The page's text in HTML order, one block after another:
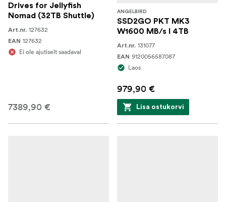
Drives for Jellyfish
Nomad (32TB Shuttle)
Art.nr. 127632
EAN 127632
Ei ole ajutiselt saadaval
7389,90 €
ANGELBIRD
SSD2GO PKT MK3
W1600 MB/s I 4TB
Art.nr. 131077
EAN 9120056587087
Laos
979,90 €
Lisa ostukorvi